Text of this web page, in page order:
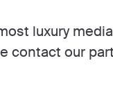
luxury
contact our